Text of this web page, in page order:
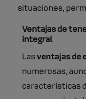
situaciones,
Ventajas de
integral
Lasventajas de
numerosas,
características